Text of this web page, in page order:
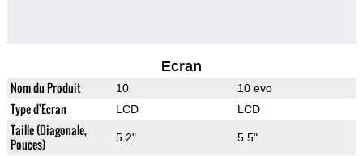
Ecran
Nom du Produit 10 10 evo
Type d'Ecran LCD LCD
Taille (Diagonale,
Pouces)
5.2" 5.5"